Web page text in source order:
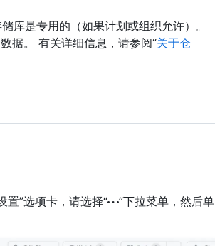
是专用的（如果计划或组织允许）。
据。 有关详细信息，请参阅“关于仓
”选项卡，请选择“
”下拉菜单，然后单